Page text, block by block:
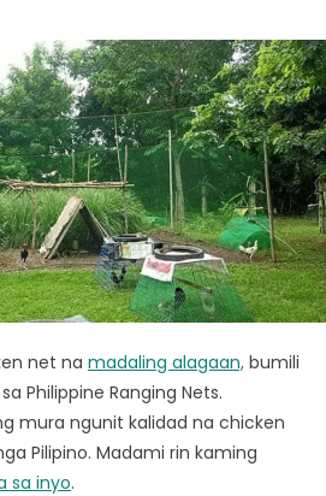
net na madaling alagaan, bumili
Philippine Ranging Nets.
mura ngunit kalidad na chicken
Pilipino. Madami rin kaming
sa inyo.